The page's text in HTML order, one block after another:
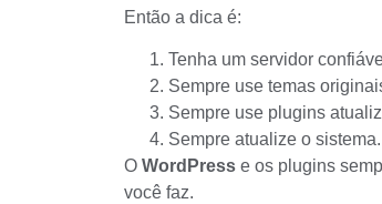
Então a dica é:
Tenha um servidor
Sempre use temas
Sempre use plugins
Sempre atualize o sistema.
O WordPress e os plugins
você faz.